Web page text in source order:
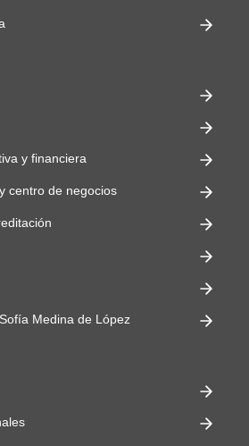
y financiera
centro de negocios
Medina de López